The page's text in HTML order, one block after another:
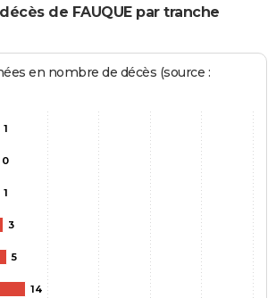
de FAUQUE par tranche
en nombre de décès (source :
1
0
1
3
5
14